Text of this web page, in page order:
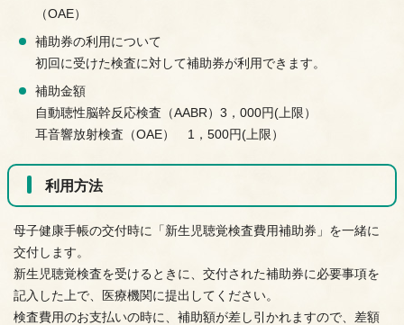
（OAE）
補助券の利用について
初回に受けた検査に対して補助券が利用できます。
補助金額
自動聴性脳幹反応検査（AABR）3，000円(上限）
耳音響放射検査（OAE） 1，500円(上限）
利用方法
母子健康手帳の交付時に「新生児聴覚検査費用補助券」を一緒に
交付します。
新生児聴覚検査を受けるときに、交付された補助券に必要事項を
記入した上で、医療機関に提出してください。
検査費用のお支払いの時に、補助額が差し引かれますので、差額